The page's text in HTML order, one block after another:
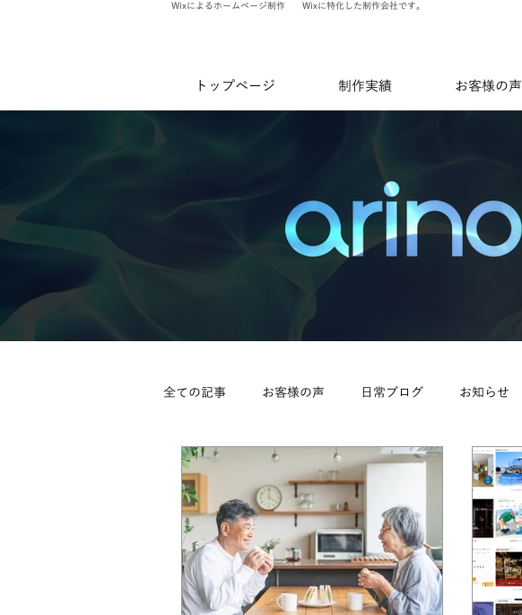
Wixによるホームページ制作 Wixに特化した制作会社です。
トップページ 制作実績 お客様の声
全ての記事 お客様の声 日常ブログ お知らせ
ありのま会員限定記事 WixVeloによる制作事例